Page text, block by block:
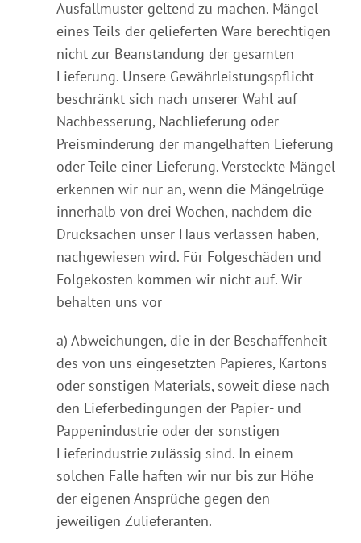
Ausfallmuster geltend zu machen. Mängel
eines Teils der gelieferten Ware berechtigen
nicht zur Beanstandung der gesamten
Lieferung. Unsere Gewährleistungspflicht
beschränkt sich nach unserer Wahl auf
Nachbesserung, Nachlieferung oder
Preisminderung der mangelhaften Lieferung
oder Teile einer Lieferung. Versteckte Mängel
erkennen wir nur an, wenn die Mängelrüge
innerhalb von drei Wochen, nachdem die
Drucksachen unser Haus verlassen haben,
nachgewiesen wird. Für Folgeschäden und
Folgekosten kommen wir nicht auf. Wir
behalten uns vor
a) Abweichungen, die in der Beschaffenheit
des von uns eingesetzten Papieres, Kartons
oder sonstigen Materials, soweit diese nach
den Lieferbedingungen der Papier- und
Pappenindustrie oder der sonstigen
Lieferindustrie zulässig sind. In einem
solchen Falle haften wir nur bis zur Höhe
der eigenen Ansprüche gegen den
jeweiligen Zulieferanten.